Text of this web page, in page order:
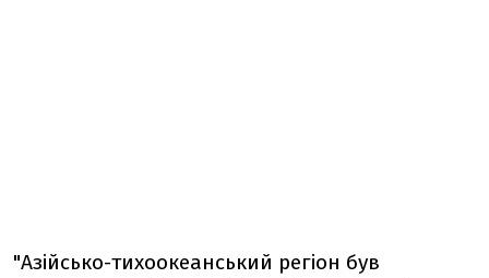
"Азійсько-тихоокеанський регіон був